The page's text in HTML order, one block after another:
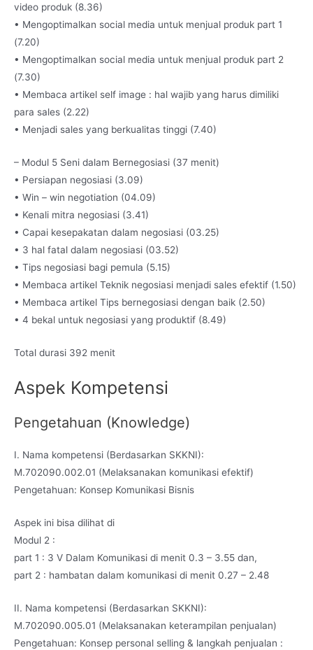
video produk (8.36)
• Mengoptimalkan social media untuk menjual produk part 1
(7.20)
• Mengoptimalkan social media untuk menjual produk part 2
(7.30)
• Membaca artikel self image : hal wajib yang harus dimiliki
para sales (2.22)
• Menjadi sales yang berkualitas tinggi (7.40)
– Modul 5 Seni dalam Bernegosiasi (37 menit)
• Persiapan negosiasi (3.09)
• Win – win negotiation (04.09)
• Kenali mitra negosiasi (3.41)
• Capai kesepakatan dalam negosiasi (03.25)
• 3 hal fatal dalam negosiasi (03.52)
• Tips negosiasi bagi pemula (5.15)
• Membaca artikel Teknik negosiasi menjadi sales efektif (1.50)
• Membaca artikel Tips bernegosiasi dengan baik (2.50)
• 4 bekal untuk negosiasi yang produktif (8.49)
Total durasi 392 menit
Aspek Kompetensi
Pengetahuan (Knowledge)
I. Nama kompetensi (Berdasarkan SKKNI):
M.702090.002.01 (Melaksanakan komunikasi efektif)
Pengetahuan: Konsep Komunikasi Bisnis
Aspek ini bisa dilihat di
Modul 2 :
part 1 : 3 V Dalam Komunikasi di menit 0.3 – 3.55 dan,
part 2 : hambatan dalam komunikasi di menit 0.27 – 2.48
II. Nama kompetensi (Berdasarkan SKKNI):
M.702090.005.01 (Melaksanakan keterampilan penjualan)
Pengetahuan: Konsep personal selling & langkah penjualan :